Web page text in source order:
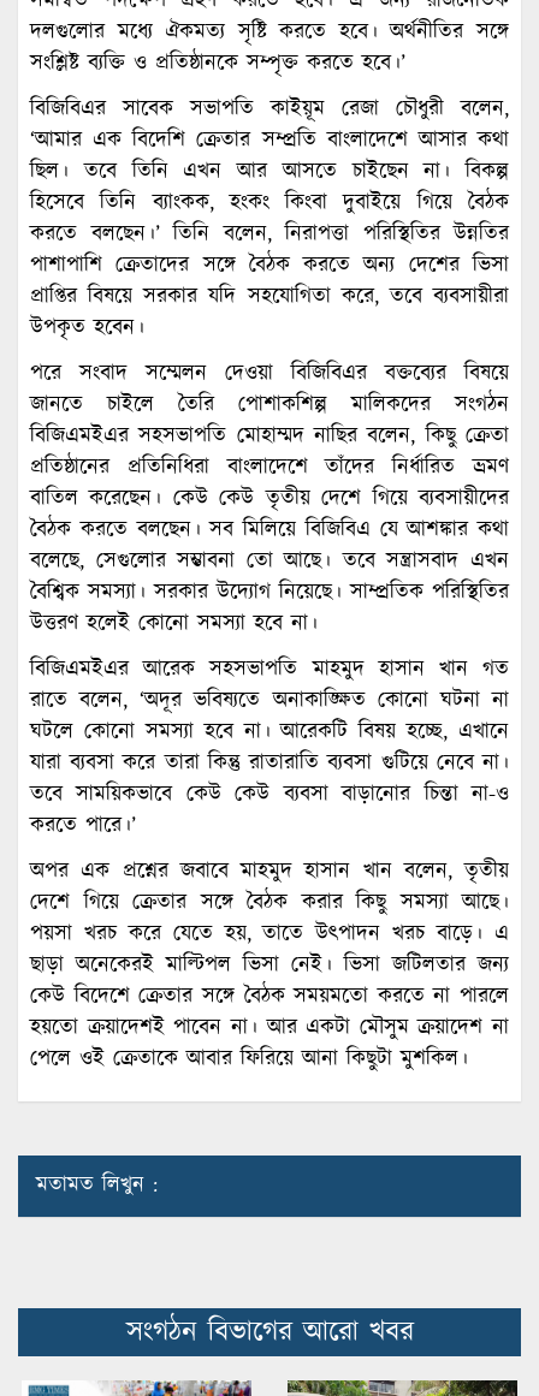
দলগুলোর মধ্যে ঐকমত্য সৃষ্টি করতে হবে। অর্থনীতির সঙ্গে
সংশ্লিষ্ট ব্যক্তি ও প্রতিষ্ঠানকে সম্পৃক্ত করতে হবে।’
বিজিবিএর সাবেক সভাপতি কাইয়ূম রেজা চৌধুরী বলেন,
‘আমার এক বিদেশি ক্রেতার সম্প্রতি বাংলাদেশে আসার কথা
ছিল। তবে তিনি এখন আর আসতে চাইছেন না। বিকল্প
হিসেবে তিনি ব্যাংকক, হংকং কিংবা দুবাইয়ে গিয়ে বৈঠক
করতে বলছেন।’ তিনি বলেন, নিরাপত্তা পরিস্থিতির উন্নতির
পাশাপাশি ক্রেতাদের সঙ্গে বৈঠক করতে অন্য দেশের ভিসা
প্রাপ্তির বিষয়ে সরকার যদি সহযোগিতা করে, তবে ব্যবসায়ীরা
উপকৃত হবেন।
পরে সংবাদ সম্মেলন দেওয়া বিজিবিএর বক্তব্যের বিষয়ে
জানতে চাইলে তৈরি পোশাকশিল্প মালিকদের সংগঠন
বিজিএমইএর সহসভাপতি মোহাম্মদ নাছির বলেন, কিছু ক্রেতা
প্রতিষ্ঠানের প্রতিনিধিরা বাংলাদেশে তাঁদের নির্ধারিত ভ্রমণ
বাতিল করেছেন। কেউ কেউ তৃতীয় দেশে গিয়ে ব্যবসায়ীদের
বৈঠক করতে বলছেন। সব মিলিয়ে বিজিবিএ যে আশঙ্কার কথা
বলেছে, সেগুলোর সম্ভাবনা তো আছে। তবে সন্ত্রাসবাদ এখন
বৈশ্বিক সমস্যা। সরকার উদ্যোগ নিয়েছে। সাম্প্রতিক পরিস্থিতির
উত্তরণ হলেই কোনো সমস্যা হবে না।
বিজিএমইএর আরেক সহসভাপতি মাহমুদ হাসান খান গত
রাতে বলেন, ‘অদূর ভবিষ্যতে অনাকাঙ্ক্ষিত কোনো ঘটনা না
ঘটলে কোনো সমস্যা হবে না। আরেকটি বিষয় হচ্ছে, এখানে
যারা ব্যবসা করে তারা কিন্তু রাতারাতি ব্যবসা গুটিয়ে নেবে না।
তবে সাময়িকভাবে কেউ কেউ ব্যবসা বাড়ানোর চিন্তা না-ও
করতে পারে।’
অপর এক প্রশ্নের জবাবে মাহমুদ হাসান খান বলেন, তৃতীয়
দেশে গিয়ে ক্রেতার সঙ্গে বৈঠক করার কিছু সমস্যা আছে।
পয়সা খরচ করে যেতে হয়, তাতে উৎপাদন খরচ বাড়ে। এ
ছাড়া অনেকেরই মাল্টিপল ভিসা নেই। ভিসা জটিলতার জন্য
কেউ বিদেশে ক্রেতার সঙ্গে বৈঠক সময়মতো করতে না পারলে
হয়তো ক্রয়াদেশই পাবেন না। আর একটা মৌসুম ক্রয়াদেশ না
পেলে ওই ক্রেতাকে আবার ফিরিয়ে আনা কিছুটা মুশকিল।
মতামত লিখুন :
সংগঠন বিভাগের আরো খবর